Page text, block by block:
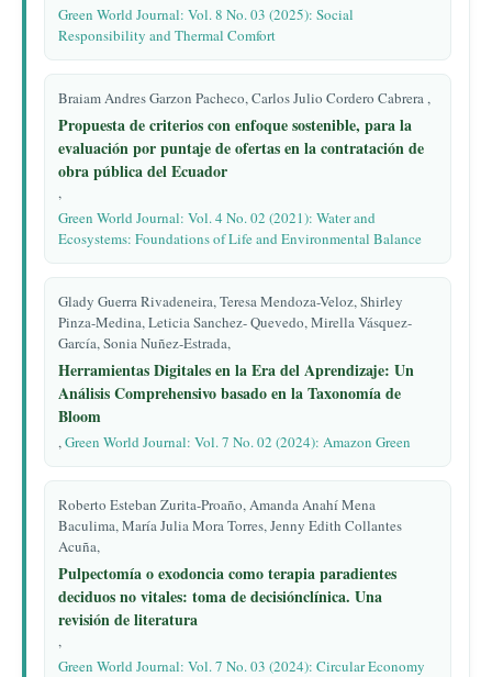
Green World Journal: Vol. 8 No. 03 (2025): Social
Responsibility and Thermal Comfort
Braiam Andres Garzon Pacheco, Carlos Julio Cordero Cabrera ,
Propuesta de criterios con enfoque sostenible, para la
evaluación por puntaje de ofertas en la contratación de
obra pública del Ecuador
,
Green World Journal: Vol. 4 No. 02 (2021): Water and
Ecosystems: Foundations of Life and Environmental Balance
Glady Guerra Rivadeneira, Teresa Mendoza-Veloz, Shirley
Pinza-Medina, Leticia Sanchez- Quevedo, Mirella Vásquez-
García, Sonia Nuñez-Estrada,
Herramientas Digitales en la Era del Aprendizaje: Un
Análisis Comprehensivo basado en la Taxonomía de
Bloom
,Green World Journal: Vol. 7 No. 02 (2024): Amazon Green
Roberto Esteban Zurita-Proaño, Amanda Anahí Mena
Baculima, María Julia Mora Torres, Jenny Edith Collantes
Acuña,
Pulpectomía o exodoncia como terapia paradientes
deciduos no vitales: toma de decisiónclínica. Una
revisión de literatura
,
Green World Journal: Vol. 7 No. 03 (2024): Circular Economy